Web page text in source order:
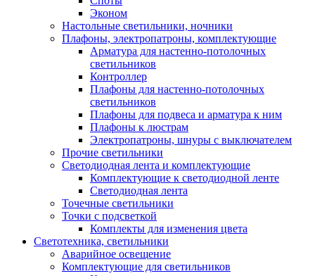
Эконом
Настольные светильники, ночники
Плафоны, электропатроны, комплектующие
Арматура для настенно-потолочных
светильников
Контроллер
Плафоны для настенно-потолочных
светильников
Плафоны для подвеса и арматура к ним
Плафоны к люстрам
Электропатроны, шнуры с выключателем
Прочие светильники
Светодиодная лента и комплектующие
Комплектующие к светодиодной ленте
Светодиодная лента
Точечные светильники
Точки с подсветкой
Комплекты для изменения цвета
Светотехника, светильники
Аварийное освещение
Комплектующие для светильников